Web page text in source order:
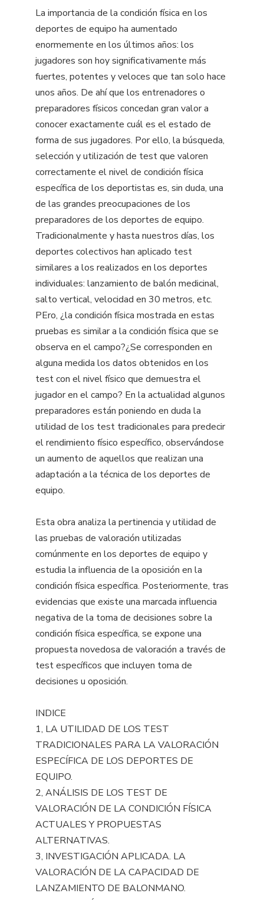
La importancia de la condición física en los
deportes de equipo ha aumentado
enormemente en los últimos años: los
jugadores son hoy significativamente más
fuertes, potentes y veloces que tan solo hace
unos años. De ahí que los entrenadores o
preparadores físicos concedan gran valor a
conocer exactamente cuál es el estado de
forma de sus jugadores. Por ello, la búsqueda,
selección y utilización de test que valoren
correctamente el nivel de condición física
específica de los deportistas es, sin duda, una
de las grandes preocupaciones de los
preparadores de los deportes de equipo.
Tradicionalmente y hasta nuestros días, los
deportes colectivos han aplicado test
similares a los realizados en los deportes
individuales: lanzamiento de balón medicinal,
salto vertical, velocidad en 30 metros, etc.
PEro, ¿la condición física mostrada en estas
pruebas es similar a la condición física que se
observa en el campo?¿Se corresponden en
alguna medida los datos obtenidos en los
test con el nivel físico que demuestra el
jugador en el campo? En la actualidad algunos
preparadores están poniendo en duda la
utilidad de los test tradicionales para predecir
el rendimiento físico específico, observándose
un aumento de aquellos que realizan una
adaptación a la técnica de los deportes de
equipo.
Esta obra analiza la pertinencia y utilidad de
las pruebas de valoración utilizadas
comúnmente en los deportes de equipo y
estudia la influencia de la oposición en la
condición física específica. Posteriormente, tras
evidencias que existe una marcada influencia
negativa de la toma de decisiones sobre la
condición física específica, se expone una
propuesta novedosa de valoración a través de
test específicos que incluyen toma de
decisiones u oposición.
INDICE
1, LA UTILIDAD DE LOS TEST
TRADICIONALES PARA LA VALORACIÓN
ESPECÍFICA DE LOS DEPORTES DE
EQUIPO.
2, ANÁLISIS DE LOS TEST DE
VALORACIÓN DE LA CONDICIÓN FÍSICA
ACTUALES Y PROPUESTAS
ALTERNATIVAS.
3, INVESTIGACIÓN APLICADA. LA
VALORACIÓN DE LA CAPACIDAD DE
LANZAMIENTO DE BALONMANO.